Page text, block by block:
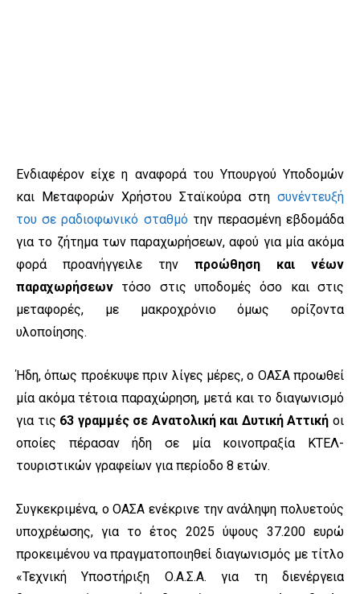
Ενδιαφέρον είχε η αναφορά του Υπουργού Υποδομών
και Μεταφορών Χρήστου Σταϊκούρα στη συνέντευξή
του σε ραδιοφωνικό σταθμότην περασμένη εβδομάδα
για το ζήτημα των παραχωρήσεων, αφού για μία ακόμα
φορά προανήγγειλε την προώθηση και νέων
παραχωρήσεων τόσο στις υποδομές όσο και στις
μεταφορές, με μακροχρόνιο όμως ορίζοντα
υλοποίησης.
Ήδη, όπως προέκυψε πριν λίγες μέρες, ο ΟΑΣΑ προωθεί
μία ακόμα τέτοια παραχώρηση, μετά και το διαγωνισμό
για τις 63 γραμμές σε Ανατολική και Δυτική Αττική οι
οποίες πέρασαν ήδη σε μία κοινοπραξία ΚΤΕΛ-
τουριστικών γραφείων για περίοδο 8 ετών.
Συγκεκριμένα, ο ΟΑΣΑ ενέκρινε την ανάληψη πολυετούς
υποχρέωσης, για το έτος 2025 ύψους 37.200 ευρώ
προκειμένου να πραγματοποιηθεί διαγωνισμός με τίτλο
«Τεχνική Υποστήριξη Ο.Α.Σ.Α. για τη διενέργεια